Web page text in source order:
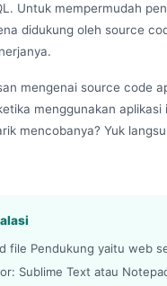
Untuk mempermudah
didukung oleh source
mengenai source code
menggunakan
mencobanya? Yuk
file Pendukung yaitu web
Sublime Text atau